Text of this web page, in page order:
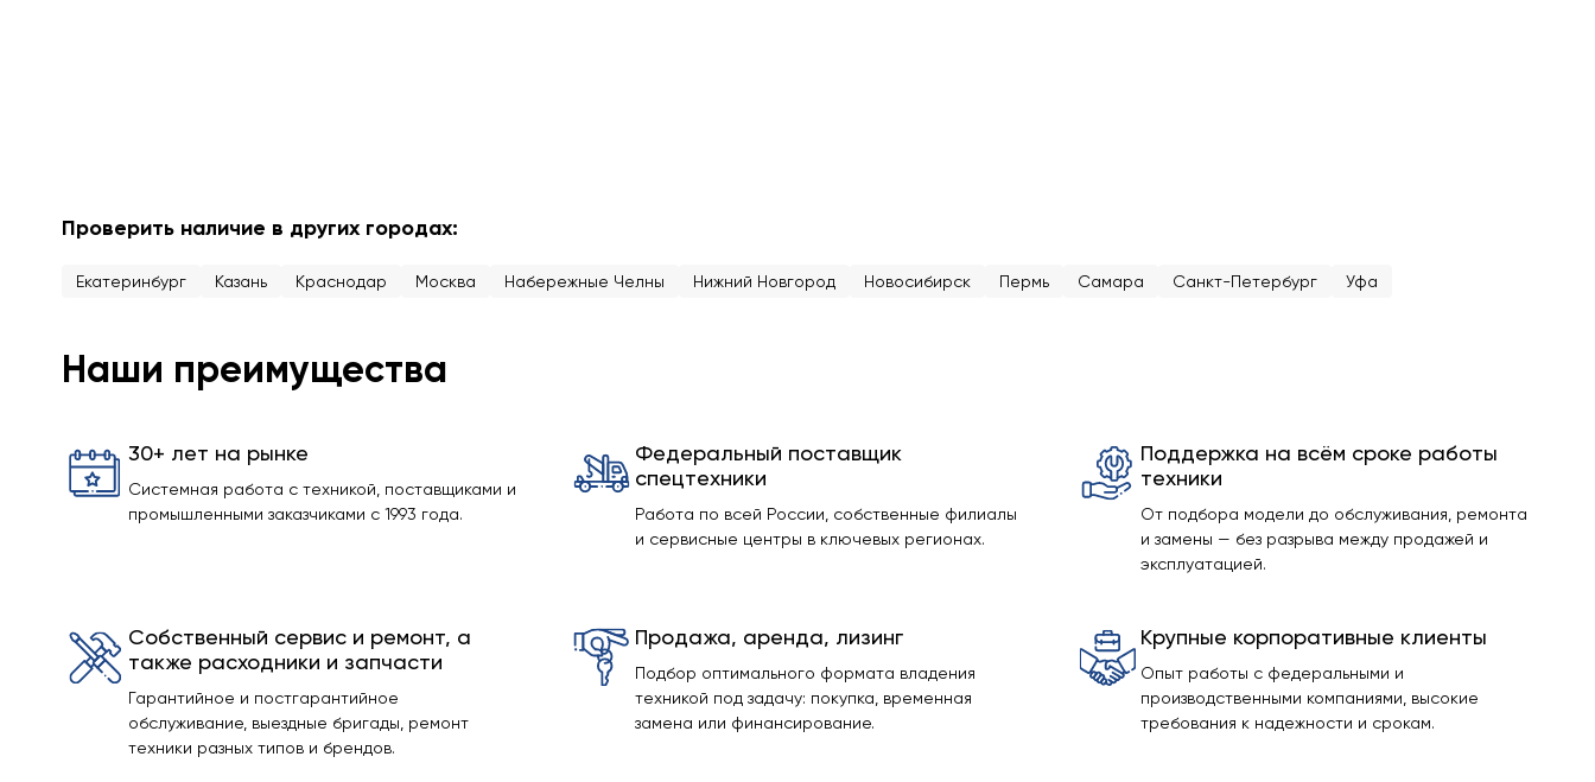
Проверить наличие в других городах:
Екатеринбург Казань Краснодар Москва Набережные Челны Нижний Новгород Новосибирск Пермь Самара Санкт-Петербург Уфа
Наши преимущества
30+ лет на рынке
Системная работа с техникой, поставщиками и
промышленными заказчиками с 1993 года.
Федеральный поставщик
спецтехники
Работа по всей России, собственные филиалы
и сервисные центры в ключевых регионах.
Поддержка на всём сроке работы
техники
От подбора модели до обслуживания, ремонта
и замены — без разрыва между продажей и
эксплуатацией.
Собственный сервис и ремонт, а
также расходники и запчасти
Гарантийное и постгарантийное
обслуживание, выездные бригады, ремонт
техники разных типов и брендов.
Продажа, аренда, лизинг
Подбор оптимального формата владения
техникой под задачу: покупка, временная
замена или финансирование.
Крупные корпоративные клиенты
Опыт работы с федеральными и
производственными компаниями, высокие
требования к надежности и срокам.